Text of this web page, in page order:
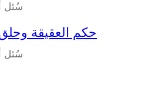
سُئل
9089 - حكم العقيقة
سُئل